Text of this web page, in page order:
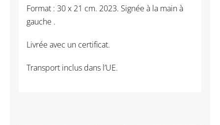
Format : 30 x 21 cm. 2023. Signée à la main à
gauche .
Livrée avec un certificat.
Transport inclus dans l’UE.